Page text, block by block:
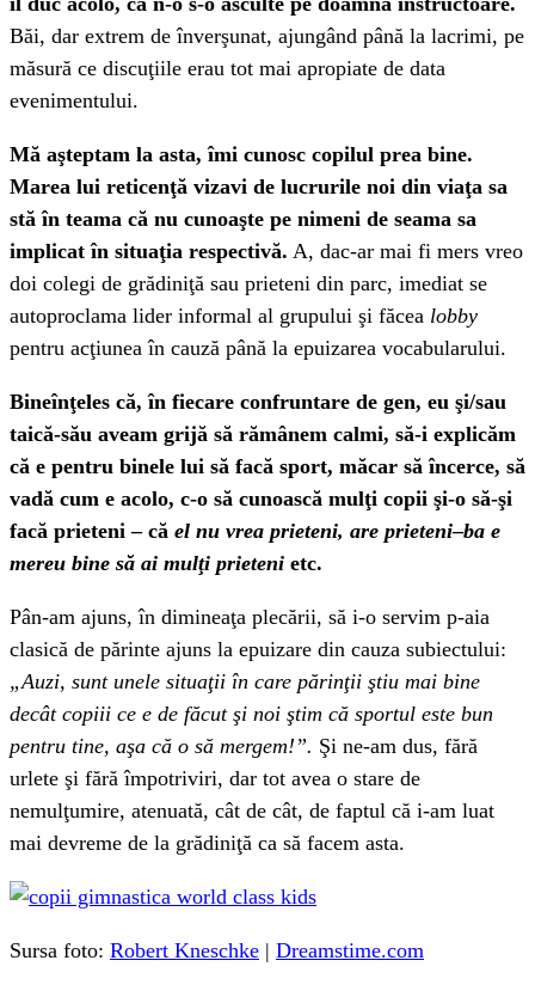
Băi, dar extrem de înverşunat, ajungând până la lacrimi, pe
măsură ce discuţiile erau tot mai apropiate de data
evenimentului.
Mă aşteptam la asta, îmi cunosc copilul prea bine.
Marea lui reticenţă vizavi de lucrurile noi din viaţa sa
stă în teama că nu cunoaşte pe nimeni de seama sa
implicat în situaţia respectivă. A, dac-ar mai fi mers vreo
doi colegi de grădiniţă sau prieteni din parc, imediat se
autoproclama lider informal al grupului şi făcea lobby
pentru acţiunea în cauză până la epuizarea vocabularului.
Bineînţeles că, în fiecare confruntare de gen, eu şi/sau
taică-său aveam grijă să rămânem calmi, să-i explicăm
că e pentru binele lui să facă sport, măcar să încerce, să
vadă cum e acolo, c-o să cunoască mulţi copii şi-o să-şi
facă prieteni – că el nu vrea prieteni, are prieteni–ba e
mereu bine să ai mulţi prieteni etc.
Pân-am ajuns, în dimineaţa plecării, să i-o servim p-aia
clasică de părinte ajuns la epuizare din cauza subiectului:
„Auzi, sunt unele situaţii în care părinţii ştiu mai bine
decât copiii ce e de făcut şi noi ştim că sportul este bun
pentru tine, aşa că o să mergem!”. Şi ne-am dus, fără
urlete şi fără împotriviri, dar tot avea o stare de
nemulţumire, atenuată, cât de cât, de faptul că i-am luat
mai devreme de la grădiniţă ca să facem asta.
Sursa foto: Robert Kneschke | Dreamstime.com